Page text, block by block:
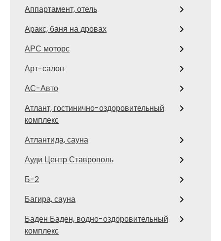
Аппартамент, отель
Аракс, баня на дровах
АРС моторс
Арт-салон
АС-Авто
Атлант, гостинично-оздоровительный
комплекс
Атлантида, сауна
Ауди Центр Ставрополь
Б-2
Багира, сауна
Баден Баден, водно-оздоровительный
комплекс